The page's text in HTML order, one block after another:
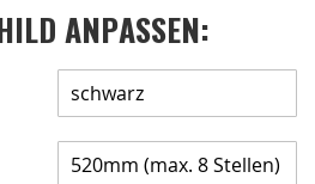
ANPASSEN: